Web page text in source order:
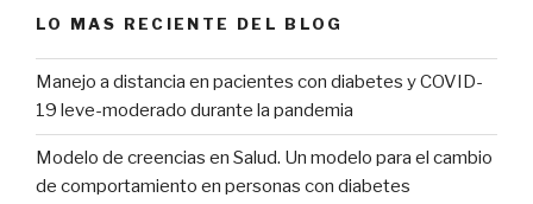
LO MAS RECIENTE DEL BLOG
Manejo a distancia en pacientes con diabetes y COVID-
19 leve-moderado durante la pandemia
Modelo de creencias en Salud. Un modelo para el cambio
de comportamiento en personas con diabetes